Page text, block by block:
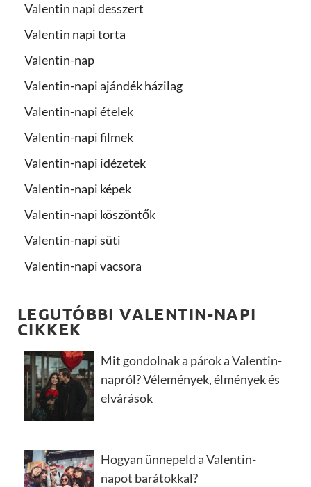
Valentin napi desszert
Valentin napi torta
Valentin-nap
Valentin-napi ajándék házilag
Valentin-napi ételek
Valentin-napi filmek
Valentin-napi idézetek
Valentin-napi képek
Valentin-napi köszöntők
Valentin-napi süti
Valentin-napi vacsora
LEGUTÓBBI VALENTIN-NAPI
CIKKEK
Mit gondolnak a párok a Valentin-
napról? Vélemények, élmények és
elvárások
Hogyan ünnepeld a Valentin-
napot barátokkal?